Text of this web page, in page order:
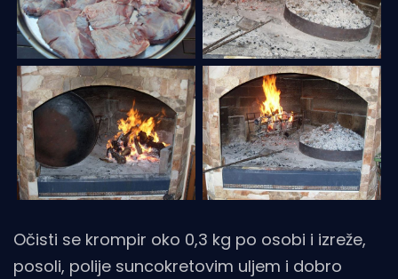
Očisti se krompir oko 0,3 kg po osobi i izreže,
posoli, polije suncokretovim uljem i dobro